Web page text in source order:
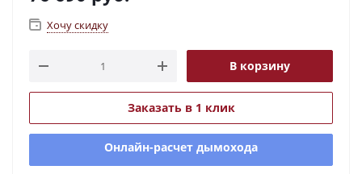
Хочу скидку
В корзину
Заказать в 1 клик
Онлайн-расчет дымохода